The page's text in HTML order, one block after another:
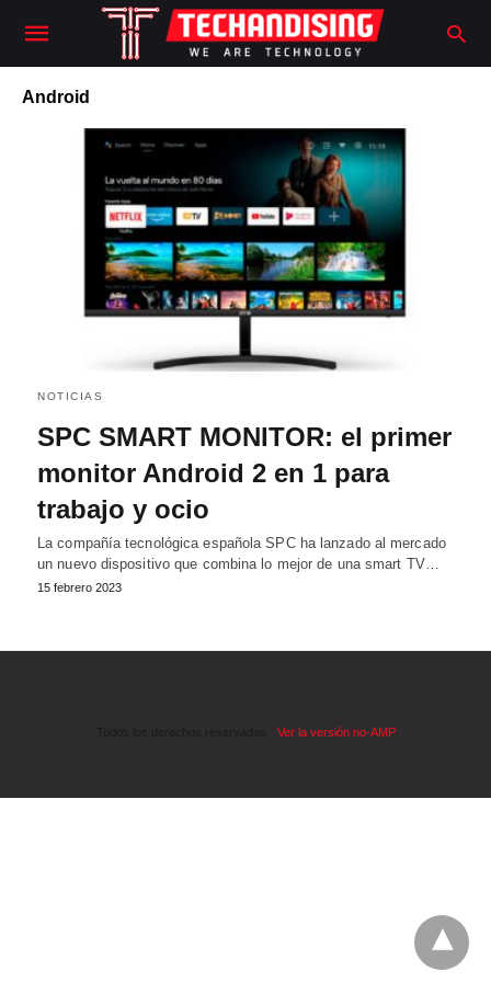
Android
NOTICIAS
SPC SMART MONITOR: el primer
monitor Android 2 en 1 para
trabajo y ocio
La compañía tecnológica española SPC ha lanzado al mercado
un nuevo dispositivo que combina lo mejor de una smart TV…
15 febrero 2023
Ver la versión no-AMP